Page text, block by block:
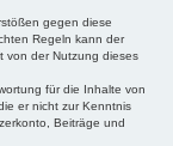
gegen diese
Regeln kann der
von der Nutzung dieses
für die Inhalte von
er nicht zur Kenntnis
Beiträge und